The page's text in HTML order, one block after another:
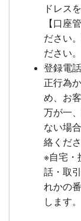
ドレス
【口座
ださい
ださい。
登録電
正行為
め、お
万が一
ない場合
絡くださ
※自宅・
話・取
れかの
します。